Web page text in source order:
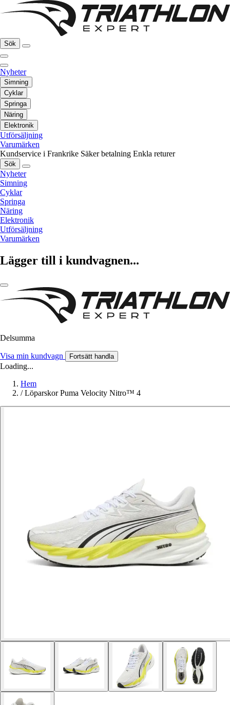
Sök
Nyheter
Simning
Cyklar
Springa
Näring
Elektronik
Utförsäljning
Varumärken
Kundservice i Frankrike Säker betalning Enkla returer
Sök
Nyheter
Simning
Cyklar
Springa
Näring
Elektronik
Utförsäljning
Varumärken
Lägger till i kundvagnen...
Delsumma
Visa min kundvagn Fortsätt handla
Loading...
Hem
/ Löparskor Puma Velocity Nitro™ 4